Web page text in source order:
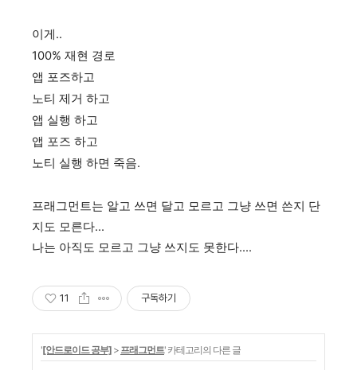
이게..
100% 재현 경로
앱 포즈하고
노티 제거 하고
앱 실행 하고
앱 포즈 하고
노티 실행 하면 죽음.
프래그먼트는 알고 쓰면 달고 모르고 그냥 쓰면 쓴지 단
지도 모른다...
나는 아직도 모르고 그냥 쓰지도 못한다....
11 구독하기
'[안드로이드 공부] > 프래그먼트' 카테고리의 다른 글